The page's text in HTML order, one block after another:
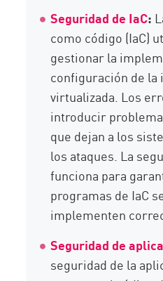
Seguridad de IaC:
como código (IaC)
gestionar la
configuración de
virtualizada. Los
introducir
que dejan a los
los ataques. La
funciona para
programas de IaC
implementen
Seguridad de
seguridad de la